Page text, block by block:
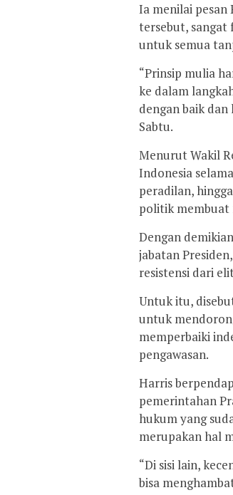
Ia menilai pesan
tersebut, sangat
untuk semua
“Prinsip mulia
ke dalam
dengan baik
Sabtu.
Menurut Wakil
Indonesia
peradilan,
politik membuat
Dengan
jabatan
resistensi dari
Untuk itu,
untuk
memperbaiki
pengawasan.
Harris
pemerintahan
hukum yang
merupakan hal
“Di sisi lain,
bisa